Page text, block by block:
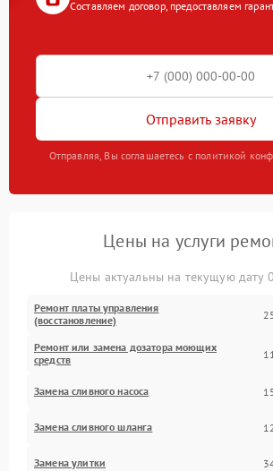
Составляем договор, предоставляем
Отправить заявку
Отправляя, Вы соглашаетесь с политикой
Цены на услуги
Цены актуальны на текущую дату
Ремонт платы управления
(восстановление)
Ремонт или замена дозатора моющих
средств
Замена сливного насоса
Замена сливного шланга
Замена улитки